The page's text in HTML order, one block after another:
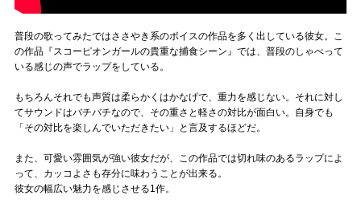
普段の歌ってみたではささやき系のボイスの作品を多く出している彼女。こ
の作品『スコーピオンガールの貴重な捕食シーン』では、普段のしゃべって
いる感じの声でラップをしている。
もちろんそれでも声質は柔らかくはかなげで、重力を感じない。それに対し
てサウンドはバチバチなので、その重さと軽さの対比が面白い。自身でも
「その対比を楽しんでいただきたい」と言及するほどだ。
また、可愛い雰囲気が強い彼女だが、この作品では切れ味のあるラップによ
って、カッコよさも存分に味わうことが出来る。
彼女の幅広い魅力を感じさせる1作。